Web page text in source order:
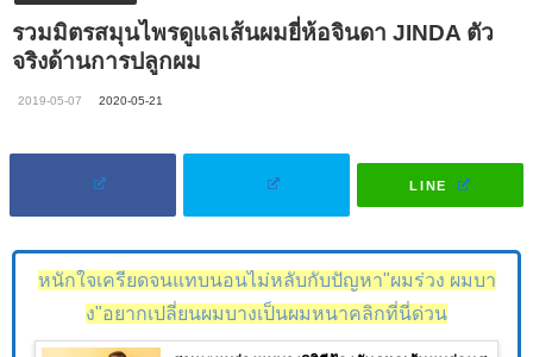
รวมมิตรสมุนไพรดูแลเส้นผมยี่ห้อจินดา JINDA ตัว
จริงด้านการปลูกผม
2019-05-07 2020-05-21
LINE
หนักใจเครียดจนแทบนอนไม่หลับกับปัญหา"ผมร่วง ผมบา
ง"อยากเปลี่ยนผมบางเป็นผมหนาคลิกที่นี่ด่วน